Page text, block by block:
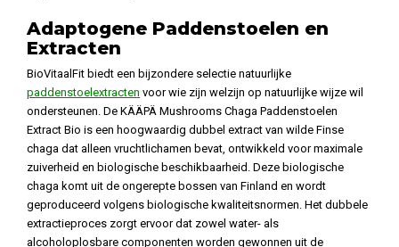
Adaptogene Paddenstoelen en
Extracten
BioVitaalFit biedt een bijzondere selectie natuurlijke
paddenstoelextracten voor wie zijn welzijn op natuurlijke wijze wil
ondersteunen. De KÄÄPÄ Mushrooms Chaga Paddenstoelen
Extract Bio is een hoogwaardig dubbel extract van wilde Finse
chaga dat alleen vruchtlichamen bevat, ontwikkeld voor maximale
zuiverheid en biologische beschikbaarheid. Deze biologische
chaga komt uit de ongerepte bossen van Finland en wordt
geproduceerd volgens biologische kwaliteitsnormen. Het dubbele
extractieproces zorgt ervoor dat zowel water- als
alcoholoplosbare componenten worden gewonnen uit de